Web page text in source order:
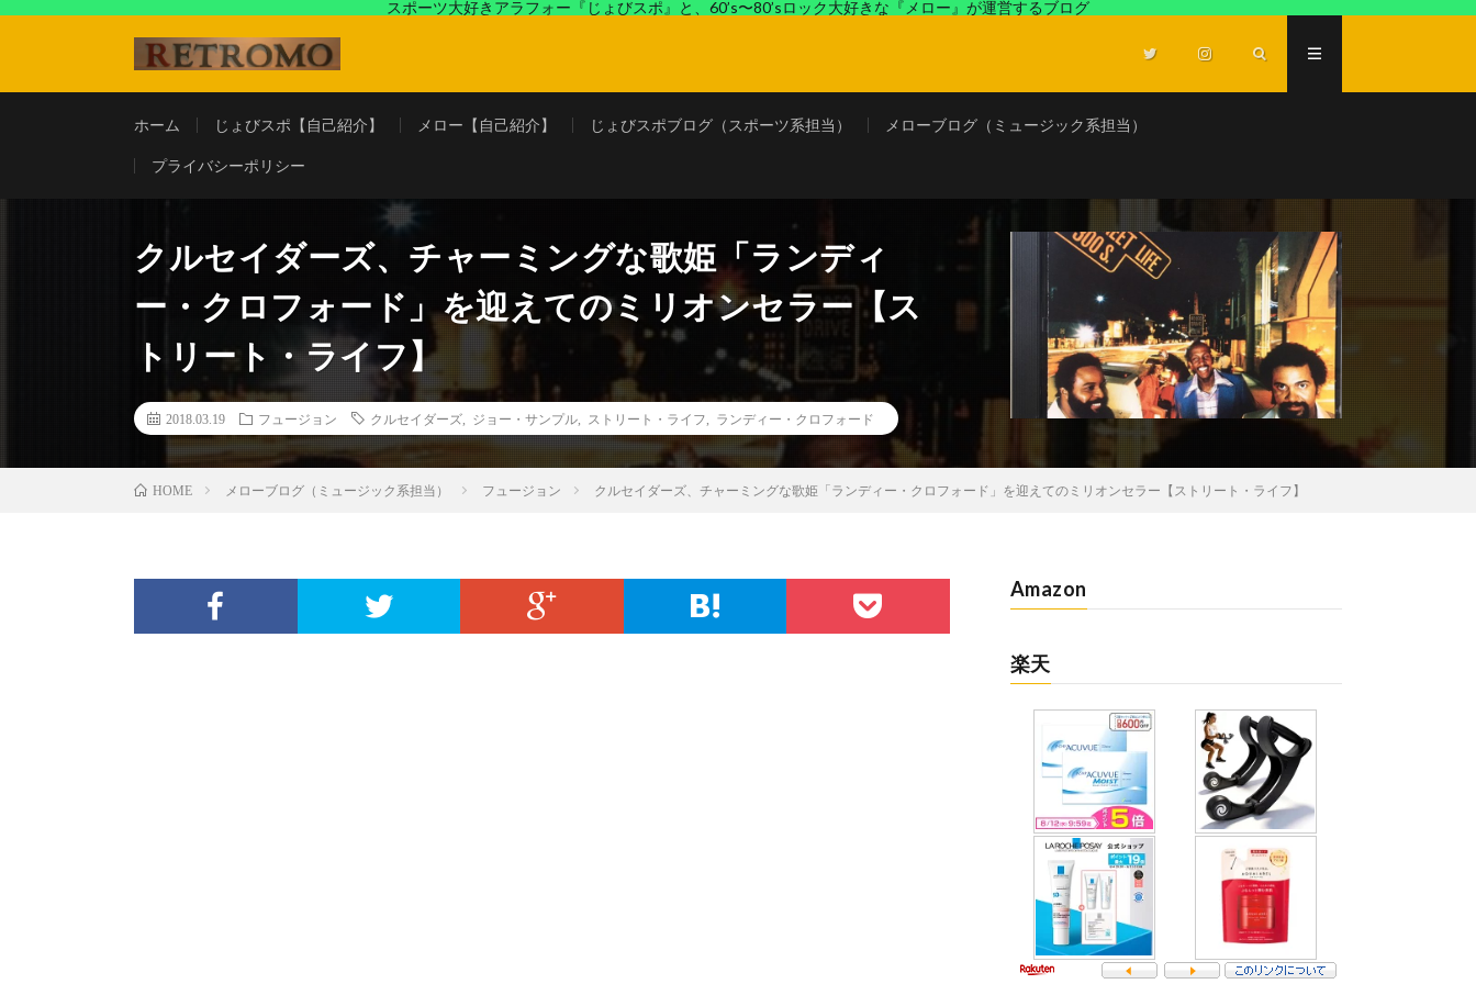
スポーツ大好きアラフォー『じょびスポ』と、60’s〜80’sロック大好きな『メロー』が運営するブログ
ホーム じょびスポ【自己紹介】 メロー【自己紹介】 じょびスポブログ（スポーツ系担当） メローブログ（ミュージック系担当）
プライバシーポリシー
クルセイダーズ、チャーミングな歌姫「ランディ
ー・クロフォード」を迎えてのミリオンセラー【ス
トリート・ライフ】
2018.03.19 フュージョン クルセイダーズ ジョー・サンプル ストリート・ライフ ランディー・クロフォード
HOME メローブログ（ミュージック系担当） フュージョン クルセイダーズ、チャーミングな歌姫「ランディー・クロフォード」を迎えてのミリオンセラー【ストリート・ライフ】
Amazon
楽天